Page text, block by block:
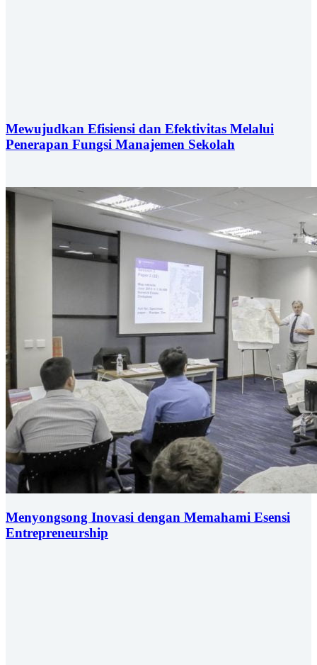
Mewujudkan Efisiensi dan Efektivitas Melalui
Penerapan Fungsi Manajemen Sekolah
Menyongsong Inovasi dengan Memahami Esensi
Entrepreneurship